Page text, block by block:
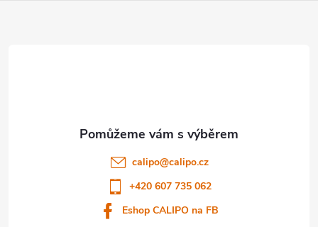
calipo@calipo.cz
+420 607 735 062
Eshop CALIPO na FB